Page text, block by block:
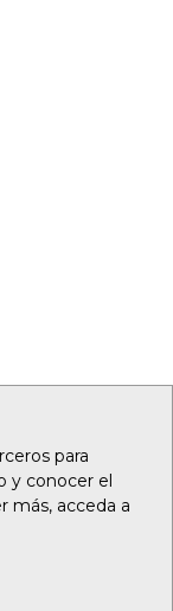
para
y conocer el
más, acceda a